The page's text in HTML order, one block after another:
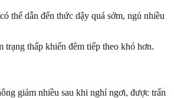
thể dẫn đến thức dậy quá sớm, ngủ nhiều
thấp khiến đêm tiếp theo khó hơn.
giảm nhiều sau khi nghỉ ngơi, được trấn